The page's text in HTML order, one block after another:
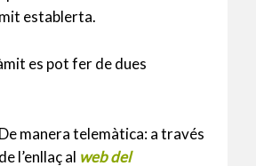
establerta.
es pot fer de dues
De manera telemàtica: a través
de l’enllaç al web del